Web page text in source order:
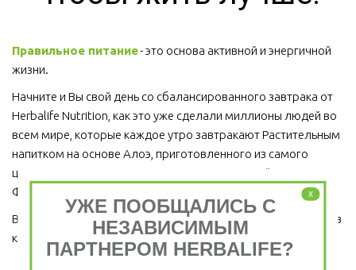
Правильное питание - это основа активной и энергичной
жизни.
Начните и Вы свой день со сбалансированного завтрака от
Herbalife Nutrition, как это уже сделали миллионы людей во
всем мире, которые каждое утро завтракают Растительным
напитком на основе Алоэ, приготовленного из самого
ценного сорта Алоэ Вера, Протеиновым коктейлем
Формула 1 и Травяным тонизирующим напитком (чай).
Ведь завтрак является важным приемом пищи, который ни в
коем случае пропускать нельзя!
x
УЖЕ ПООБЩАЛИСЬ С
НЕЗАВИСИМЫМ
ПАРТНЕРОМ HERBALIFE?